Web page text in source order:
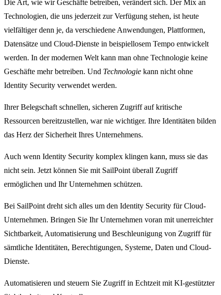
Die Art, wie wir Geschäfte betreiben, verändert sich. Der Mix an
Technologien, die uns jederzeit zur Verfügung stehen, ist heute
vielfältiger denn je, da verschiedene Anwendungen, Plattformen,
Datensätze und Cloud-Dienste in beispiellosem Tempo entwickelt
werden. In der modernen Welt kann man ohne Technologie keine
Geschäfte mehr betreiben. Und Technologie kann nicht ohne
Identity Security verwendet werden.
Ihrer Belegschaft schnellen, sicheren Zugriff auf kritische
Ressourcen bereitzustellen, war nie wichtiger. Ihre Identitäten bilden
das Herz der Sicherheit Ihres Unternehmens.
Auch wenn Identity Security komplex klingen kann, muss sie das
nicht sein. Jetzt können Sie mit SailPoint überall Zugriff
ermöglichen und Ihr Unternehmen schützen.
Bei SailPoint dreht sich alles um den Identity Security für Cloud-
Unternehmen. Bringen Sie Ihr Unternehmen voran mit unerreichter
Sichtbarkeit, Automatisierung und Beschleunigung von Zugriff für
sämtliche Identitäten, Berechtigungen, Systeme, Daten und Cloud-
Dienste.
Automatisieren und steuern Sie Zugriff in Echtzeit mit KI-gestützter